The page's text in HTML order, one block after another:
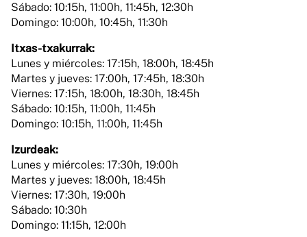
Sábado: 10:15h, 11:00h, 11:45h, 12:30h
Domingo: 10:00h, 10:45h, 11:30h
Itxas-txakurrak:
Lunes y miércoles: 17:15h, 18:00h, 18:45h
Martes y jueves: 17:00h, 17:45h, 18:30h
Viernes: 17:15h, 18:00h, 18:30h, 18:45h
Sábado: 10:15h, 11:00h, 11:45h
Domingo: 10:15h, 11:00h, 11:45h
Izurdeak:
Lunes y miércoles: 17:30h, 19:00h
Martes y jueves: 18:00h, 18:45h
Viernes: 17:30h, 19:00h
Sábado: 10:30h
Domingo: 11:15h, 12:00h